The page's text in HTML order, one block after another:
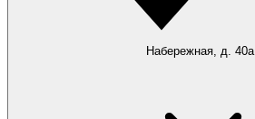
Набережная, д. 40а